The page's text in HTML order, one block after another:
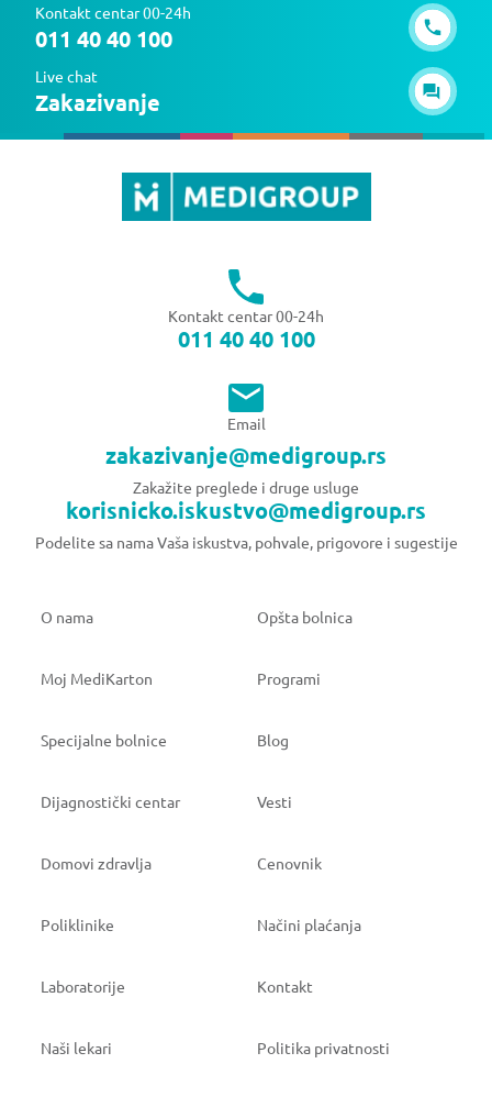
Kontakt centar 00-24h
011 40 40 100
Live chat
Zakazivanje
Kontakt centar 00-24h
011 40 40 100
Email
zakazivanje@medigroup.rs
Zakažite preglede i druge usluge
korisnicko.iskustvo@medigroup.rs
Podelite sa nama Vaša iskustva, pohvale, prigovore i sugestije
O nama Opšta bolnica
Moj MediKarton Programi
Specijalne bolnice Blog
Dijagnostički centar Vesti
Domovi zdravlja Cenovnik
Poliklinike Načini plaćanja
Laboratorije Kontakt
Naši lekari Politika privatnosti